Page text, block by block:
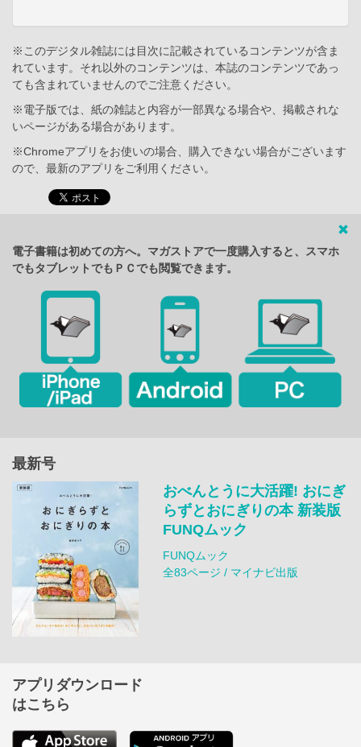
※このデジタル雑誌には目次に記載されているコンテンツが含ま
れています。それ以外のコンテンツは、本誌のコンテンツであっ
ても含まれていませんのでご注意ください。
※電子版では、紙の雑誌と内容が一部異なる場合や、掲載されな
いページがある場合があります。
※Chromeアプリをお使いの場合、購入できない場合がございます
ので、最新のアプリをご利用ください。
電子書籍は初めての方へ。マガストアで一度購入すると、スマホ
でもタブレットでもＰＣでも閲覧できます。
最新号
おべんとうに大活躍! おにぎ
らずとおにぎりの本 新装版
FUNQムック
FUNQムック
全83ページ / マイナビ出版
アプリダウンロード
はこちら